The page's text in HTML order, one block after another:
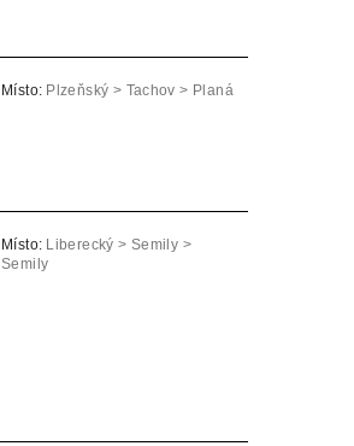
Místo: Plzeňský > Tachov > Planá
Místo: Liberecký > Semily >
Semily